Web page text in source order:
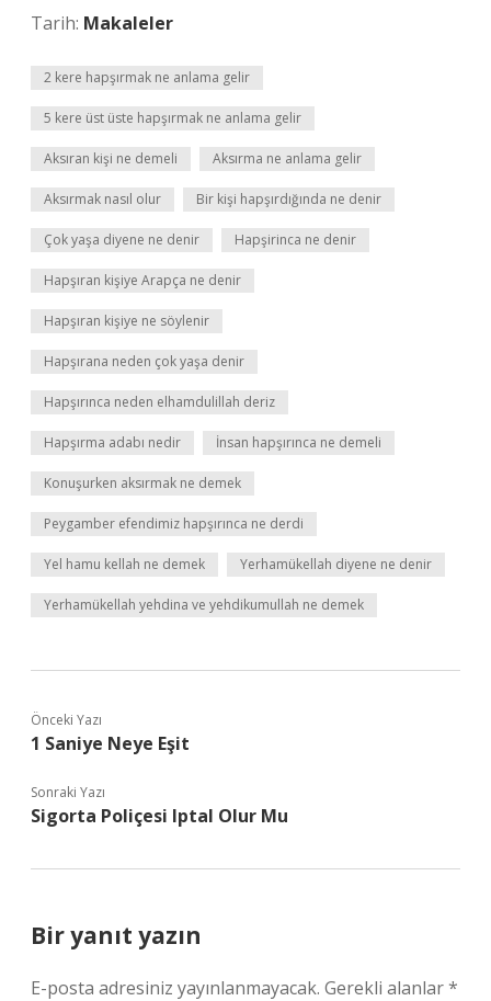
Tarih: Makaleler
2 kere hapşırmak ne anlama gelir
5 kere üst üste hapşırmak ne anlama gelir
Aksıran kişi ne demeli Aksırma ne anlama gelir
Aksırmak nasıl olur Bir kişi hapşırdığında ne denir
Çok yaşa diyene ne denir Hapşirinca ne denir
Hapşıran kişiye Arapça ne denir
Hapşıran kişiye ne söylenir
Hapşırana neden çok yaşa denir
Hapşırınca neden elhamdulillah deriz
Hapşırma adabı nedir İnsan hapşırınca ne demeli
Konuşurken aksırmak ne demek
Peygamber efendimiz hapşırınca ne derdi
Yel hamu kellah ne demek Yerhamükellah diyene ne denir
Yerhamükellah yehdina ve yehdikumullah ne demek
Önceki Yazı
1 Saniye Neye Eşit
Sonraki Yazı
Sigorta Poliçesi Iptal Olur Mu
Bir yanıt yazın
E-posta adresiniz yayınlanmayacak. Gerekli alanlar*